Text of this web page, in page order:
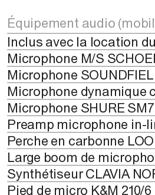
Équipement audio
Inclus avec la location
Microphone SHURE
Synthétiseur CLAVIA
Pied de micro K&M 210/6